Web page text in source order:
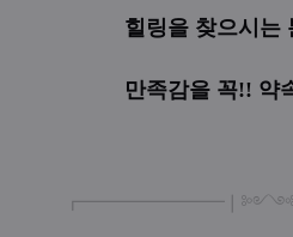
힐링을 찾으시는
만족감을 꼭!! 약
┏━━━━━━━━